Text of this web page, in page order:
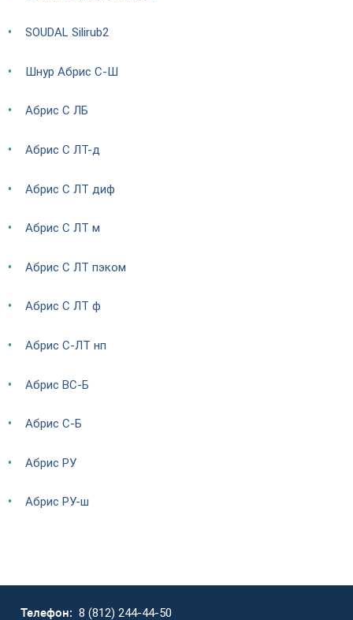
SOUDAL Silirub2
Шнур Абрис С-Ш
Абрис С ЛБ
Абрис С ЛТ-д
Абрис С ЛТ диф
Абрис С ЛТ м
Абрис С ЛТ пэком
Абрис С ЛТ ф
Абрис С-ЛТ нп
Абрис ВС-Б
Абрис С-Б
Абрис РУ
Абрис РУ-ш
Телефон: 8 (812) 244-44-50